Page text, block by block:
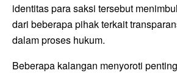
identitas para saksi tersebut
dari beberapa pihak terkait
dalam proses hukum.
Beberapa kalangan menyoroti